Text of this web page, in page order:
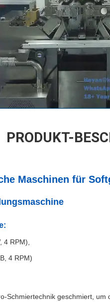
PRODUKT-
Maschinen für
4 RPM),
4 RPM)
Schmiertechnik geschmiert,